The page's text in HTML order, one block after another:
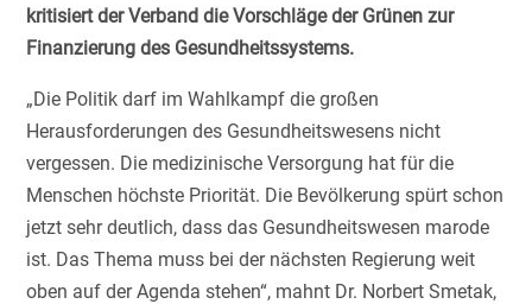
kritisiert der Verband die Vorschläge der Grünen zur
Finanzierung des Gesundheitssystems.
„Die Politik darf im Wahlkampf die großen
Herausforderungen des Gesundheitswesens nicht
vergessen. Die medizinische Versorgung hat für die
Menschen höchste Priorität. Die Bevölkerung spürt schon
jetzt sehr deutlich, dass das Gesundheitswesen marode
ist. Das Thema muss bei der nächsten Regierung weit
oben auf der Agenda stehen“, mahnt Dr. Norbert Smetak,